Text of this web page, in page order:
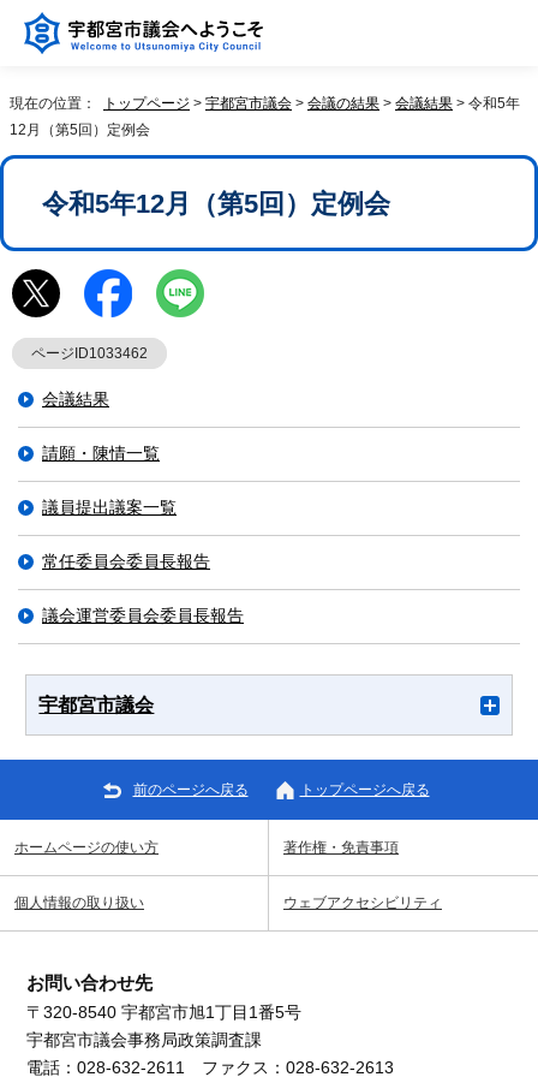
現在の位置： トップページ > 宇都宮市議会 > 会議の結果 > 会議結果 > 令和5年
12月（第5回）定例会
令和5年12月（第5回）定例会
ページID1033462
会議結果
請願・陳情一覧
議員提出議案一覧
常任委員会委員長報告
議会運営委員会委員長報告
宇都宮市議会
前のページへ戻る トップページへ戻る
ホームページの使い方 著作権・免責事項
個人情報の取り扱い ウェブアクセシビリティ
お問い合わせ先
〒320-8540 宇都宮市旭1丁目1番5号
宇都宮市議会事務局政策調査課
電話：028-632-2611 ファクス：028-632-2613